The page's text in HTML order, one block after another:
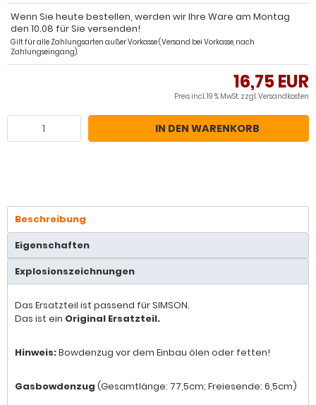
Wenn Sie heute bestellen, werden wir Ihre Ware am Montag
den 10.08 für Sie versenden!
Gilt für alle Zahlungsarten außer Vorkasse (Versand bei Vorkasse, nach
Zahlungseingang).
16,75 EUR
Preis incl. 19 % MwSt. zzgl.Versandkosten
IN DEN WARENKORB
Beschreibung
Eigenschaften
Explosionszeichnungen
Das Ersatzteil ist passend für SIMSON.
Das ist ein Original Ersatzteil.
Hinweis:Bowdenzug vor dem Einbau ölen oder fetten!
Gasbowdenzug (Gesamtlänge: 77,5cm; Freiesende: 6,5cm)